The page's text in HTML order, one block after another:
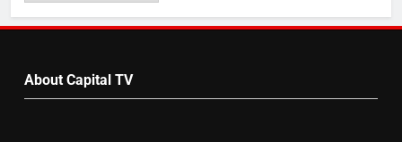
by
About Capital TV